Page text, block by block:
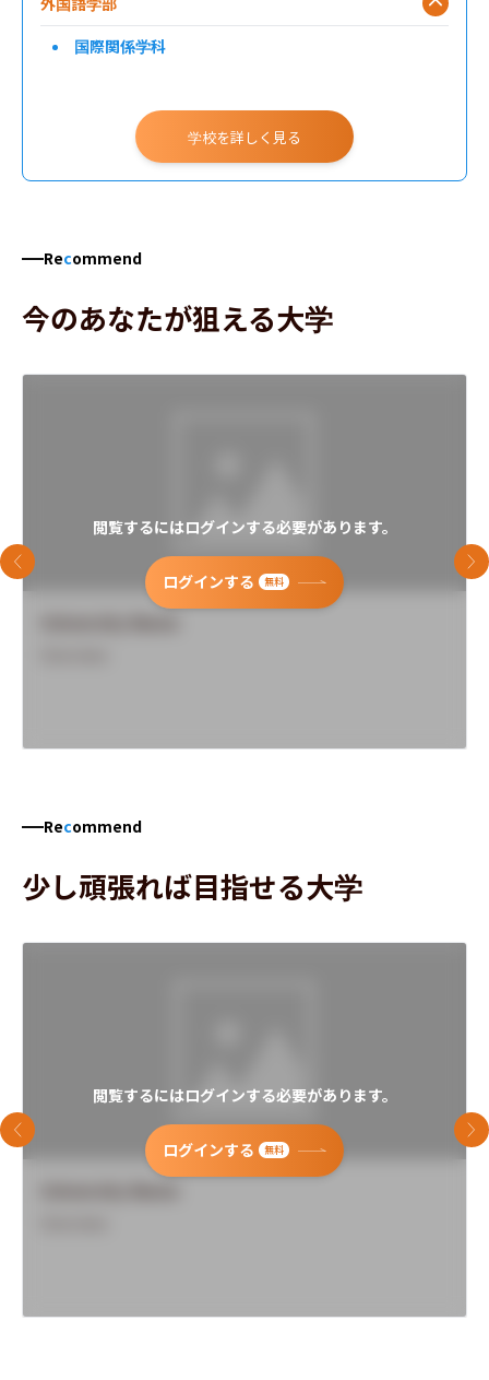
国際関係学科
学校を詳しく見る
Recommend
今のあなたが狙える大学
閲覧するにはログインする必要があります。
ログインする 無料
前のスライド 次
Recommend
少し頑張れば目指せる大学
閲覧するにはログインする必要があります。
ログインする 無料
前のスライド 次